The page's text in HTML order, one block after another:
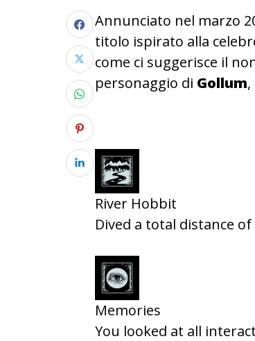
Annunciato nel marzo
titolo ispirato alla
come ci suggerisce il
personaggio di Gollum
River Hobbit
Dived a total distance
Memories
You looked at all